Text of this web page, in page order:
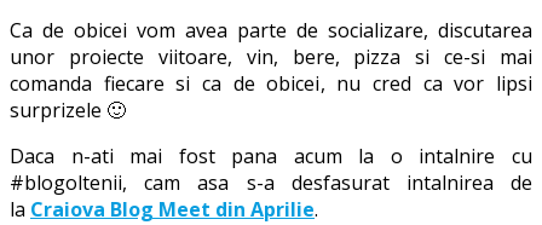
Ca de obicei vom avea parte de socializare, discutarea
unor proiecte viitoare, vin, bere, pizza si ce-si mai
comanda fiecare si ca de obicei, nu cred ca vor lipsi
surprizele 🙂
Daca n-ati mai fost pana acum la o intalnire cu
#blogoltenii, cam asa s-a desfasurat intalnirea de
la Craiova Blog Meet din Aprilie.